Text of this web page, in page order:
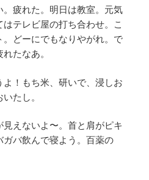
疲れた。明日は教室。元気
テレビ屋の打ち合わせ。こ
どーにでもなりやがれ。で
たなあ。
！もち米、研いで、浸しお
たし。
えないよ〜。首と肩がピキ
バ飲んで寝よう。百薬の